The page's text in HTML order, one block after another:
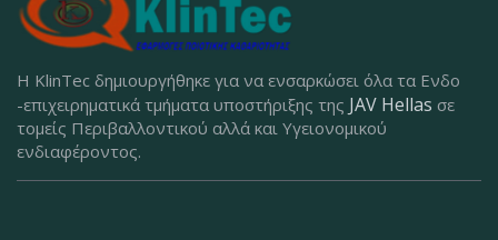
Η KlinTec δημιουργήθηκε για να ενσαρκώσει όλα τα Ενδο
-επιχειρηματικά τμήματα υποστήριξης της JAV Hellas σε
τομείς Περιβαλλοντικού αλλά και Υγειονομικού
ενδιαφέροντος.